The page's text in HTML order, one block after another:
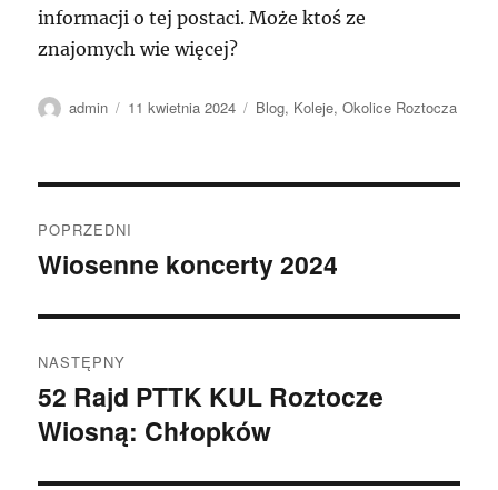
informacji o tej postaci. Może ktoś ze
znajomych wie więcej?
Autor
admin
Data
11 kwietnia 2024 Kategorie
Blog, Koleje,Okolice Roztocza
wpisu
POPRZEDNI
Poprzedni
Wiosenne koncerty 2024
NASTĘPNY
Następny
wpis:
52 Rajd PTTK KUL Roztocze
Wiosną: Chłopków